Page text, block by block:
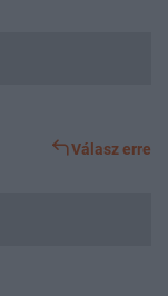
Válasz erre